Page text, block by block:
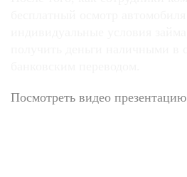
Посмотреть видео презентацию